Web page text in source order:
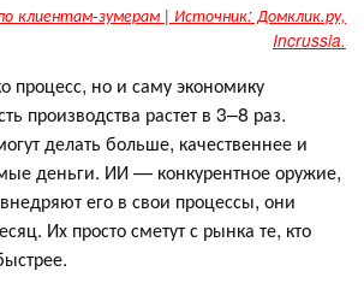
клиентам-зумерам | Источник: Домклик.ру,
Incrussia.
процесс, но и саму экономику
производства растет в 3–8 раз.
делать больше, качественнее и
деньги. ИИ — конкурентное оружие,
его в свои процессы, они
Их просто сметут с рынка те, кто